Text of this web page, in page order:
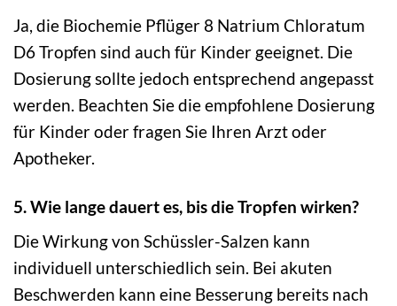
Ja, die Biochemie Pflüger 8 Natrium Chloratum
D6 Tropfen sind auch für Kinder geeignet. Die
Dosierung sollte jedoch entsprechend angepasst
werden. Beachten Sie die empfohlene Dosierung
für Kinder oder fragen Sie Ihren Arzt oder
Apotheker.
5. Wie lange dauert es, bis die Tropfen wirken?
Die Wirkung von Schüssler-Salzen kann
individuell unterschiedlich sein. Bei akuten
Beschwerden kann eine Besserung bereits nach